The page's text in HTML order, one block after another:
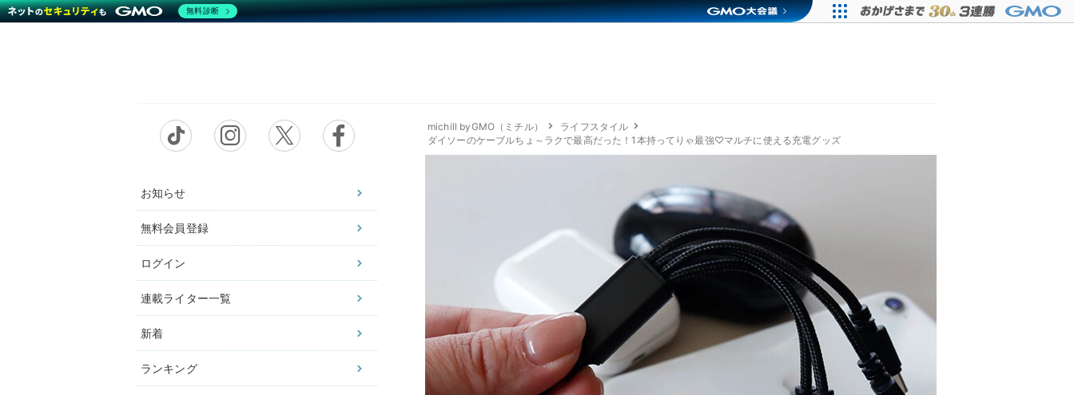
お知らせ
無料会員登録
ログイン
連載ライター一覧
新着
ランキング
michill byGMO（ミチル）
ライフスタイル
ダイソーのケーブルちょ～ラクで最高だった！1本持ってりゃ最強♡マルチに使える充電グッズ
無料診断